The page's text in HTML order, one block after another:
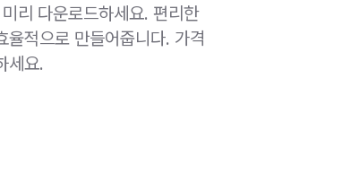
리 다운로드하세요. 편리한
적으로 만들어줍니다. 가격
세요.